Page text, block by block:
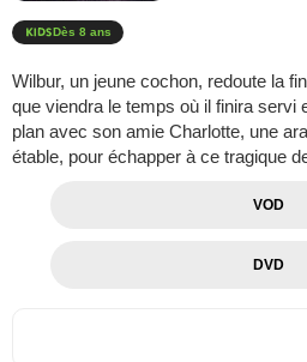
Dès 8 ans
Wilbur, un jeune cochon, redoute la
que viendra le temps où il finira servi
plan avec son amie Charlotte, une
étable, pour échapper à ce tragique
VOD
DVD